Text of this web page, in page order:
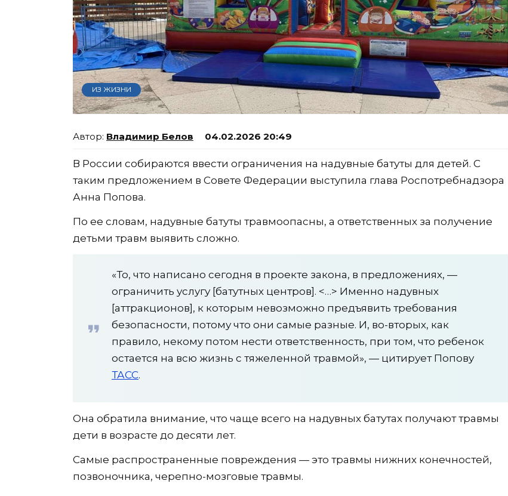
ИЗ ЖИЗНИ
Владимир Белов 04.02.2026 20:49
В России собираются ввести ограничения на надувные батуты для детей. С
таким предложением в Совете Федерации выступила глава Роспотребнадзора
Анна Попова.
По ее словам, надувные батуты травмоопасны, а ответственных за получение
детьми травм выявить сложно.
«То, что написано сегодня в проекте закона, в предложениях, —
ограничить услугу [батутных центров]. <…> Именно надувных
[аттракционов], к которым невозможно предъявить требования
безопасности, потому что они самые разные. И, во-вторых, как
правило, некому потом нести ответственность, при том, что ребенок
остается на всю жизнь с тяжеленной травмой», — цитирует Попову
ТАСС.
Она обратила внимание, что чаще всего на надувных батутах получают травмы
дети в возрасте до десяти лет.
Самые распространенные повреждения — это травмы нижних конечностей,
позвоночника, черепно-мозговые травмы.